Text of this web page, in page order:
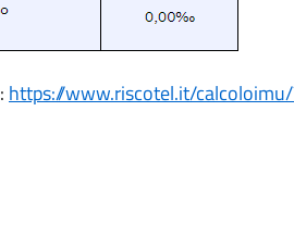
: https://www.riscotel.it/